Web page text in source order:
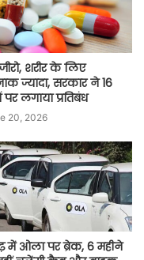
शरीर के लिए
ज्यादा, सरकार ने 16
लगाया प्रतिबंध
20, 2026
में ओला पर ब्रेक, 6 महीने